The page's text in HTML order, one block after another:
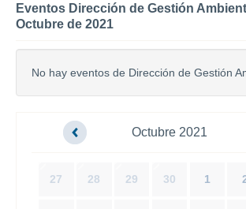
Eventos Dirección de Gestión
Octubre de 2021
No hay eventos de Dirección de Gestión
Octubre 2021
27 28 29 30 1